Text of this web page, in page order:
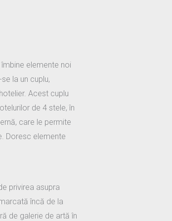
elemente noi
la un cuplu,
Acest cuplu
de 4 stele, în
care le permite
Doresc elemente
privirea asupra
încă de la
de galerie de artă în